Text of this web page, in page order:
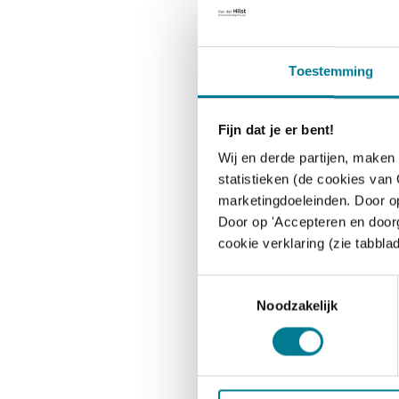
Toestemming
Fijn dat je er bent!
Wij en derde partijen,
statistieken (de cookies van
marketingdoeleinden. Door
Door op 'Accepteren en
cookie verklaring (zie
Noodzakelijk
feestje wanneer het
opening van de
en het langste
vanaf die ochtend.
momentum. Want